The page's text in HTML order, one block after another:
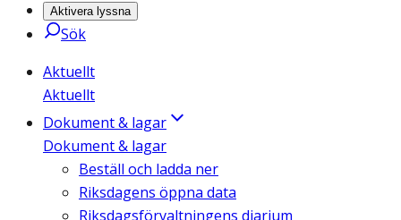
Aktivera lyssna
Sök
Aktuellt
Aktuellt
Dokument & lagar
Dokument & lagar
Beställ och ladda ner
Riksdagens öppna data
Riksdagsförvaltningens diarium